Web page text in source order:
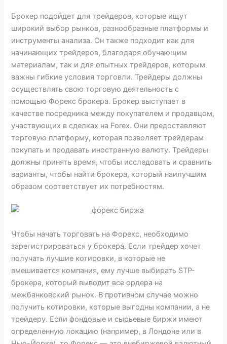
Брокер подойдет для трейдеров, которые ищут
широкий выбор рынков, разнообразные платформы и
инструменты анализа. Он также подходит как для
начинающих трейдеров, благодаря обучающим
материалам, так и для опытных трейдеров, которым
важны гибкие условия торговли. Трейдеры должны
осуществлять свою торговую деятельность с
помощью Форекс брокера. Брокер выступает в
качестве посредника между покупателем и продавцом,
участвующих в сделках на Forex. Они предоставляют
торговую платформу, которая позволяет трейдерам
покупать и продавать иностранную валюту. Трейдеры
должны принять время, чтобы исследовать и сравнить
варианты, чтобы найти брокера, который наилучшим
образом соответствует их потребностям.
Чтобы начать торговать на Форекс, необходимо
зарегистрироваться у брокера. Если трейдер хочет
получать лучшие котировки, в которые не
вмешивается компания, ему лучше выбирать STP-
брокера, который выводит все ордера на
межбанковский рынок. В противном случае можно
получить котировки, которые выгодны компании, а не
трейдеру. Если фондовые и сырьевые биржи имеют
определенную локацию (например, в Лондоне или в